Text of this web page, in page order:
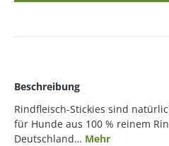
Beschreibung
Rindfleisch-Stickies sind
für Hunde aus 100 % reinem
Deutschland… Mehr